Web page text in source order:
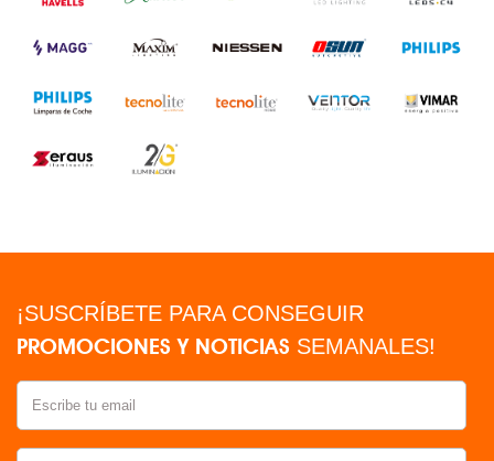
¡SUSCRÍBETE PARA CONSEGUIR
PROMOCIONES Y NOTICIAS SEMANALES!